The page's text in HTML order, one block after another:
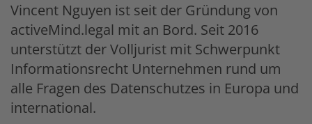
Vincent Nguyen ist seit der Gründung von
activeMind.legal mit an Bord. Seit 2016
unterstützt der Volljurist mit Schwerpunkt
Informationsrecht Unternehmen rund um
alle Fragen des Datenschutzes in Europa und
international.